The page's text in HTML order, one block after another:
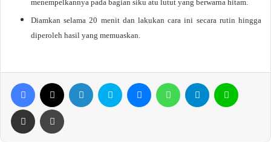
menempelkannya pada bagian siku atu lutut yang berwarna hitam.
Diamkan selama 20 menit dan lakukan cara ini secara rutin hingga
diperoleh hasil yang memuaskan.
Facebook LinkedIn Skype MessengerWhatsAppTelegram
Share via Email Print